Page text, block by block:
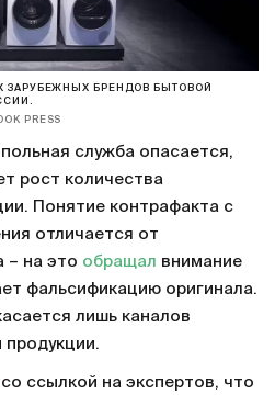
ЗАРУБЕЖНЫХ БРЕНДОВ БЫТОВОЙ
PRESS
служба опасается,
рост количества
Понятие контрафакта c
отличается от
– на это обращал внимание
фальсификацию оригинала.
лишь каналов
продукции.
со ссылкой на экспертов, что